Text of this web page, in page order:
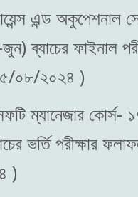
এন্ড অকুপেশনাল
ব্যাচের ফাইনাল
০৮/২০২৪ )
ম্যানেজার
ভর্তি পরীক্ষার
)